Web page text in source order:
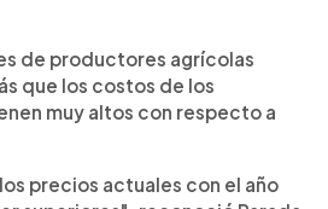
de productores agrícolas
que los costos de los
muy altos con respecto a
precios actuales con el año